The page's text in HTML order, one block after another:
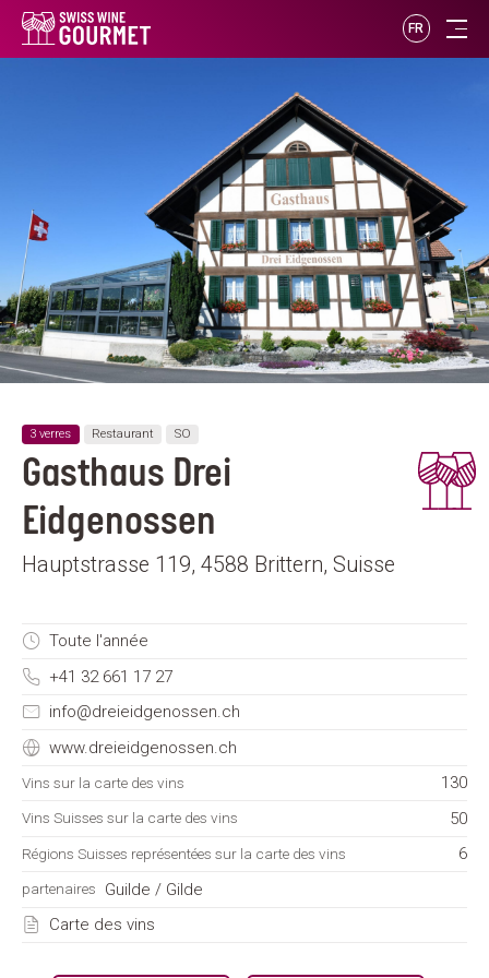
FR
3 verres Restaurant SO
Gasthaus Drei
Eidgenossen
Hauptstrasse 119, 4588 Brittern, Suisse
Toute l'année
+41 32 661 17 27
info@dreieidgenossen.ch
www.dreieidgenossen.ch
Vins sur la carte des vins 130
Vins Suisses sur la carte des vins 50
Régions Suisses représentées sur la carte des vins 6
partenaires
Guilde / Gilde
Carte des vins